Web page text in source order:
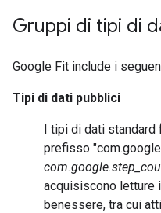
Gruppi di tipi di
Google Fit include i
Tipi di dati pubblici
I tipi di dati standard
prefisso
acquisiscono letture
benessere, tra cui